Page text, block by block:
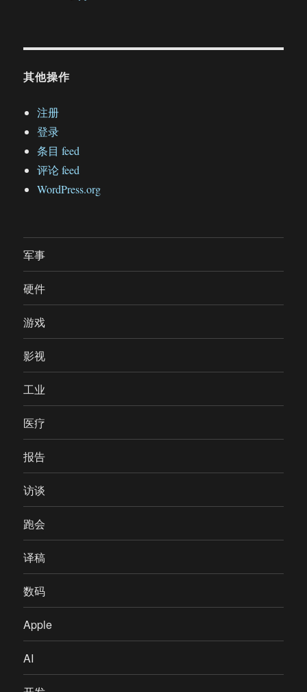
其他操作
注册
登录
条目 feed
评论 feed
WordPress.org
军事
硬件
游戏
影视
工业
医疗
报告
访谈
跑会
译稿
数码
Apple
AI